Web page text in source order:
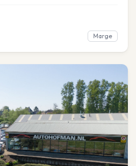
Marge